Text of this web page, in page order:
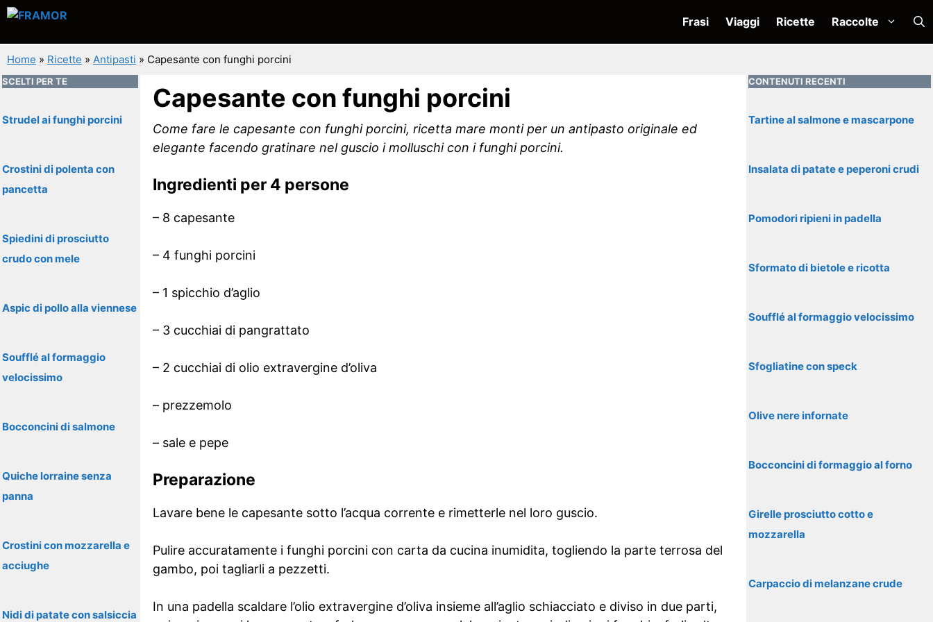
Vai
contenuto
Frasi Viaggi Ricette Raccolte
Home » Ricette » Antipasti » Capesante con funghi porcini
Capesante con funghi porcini
Come fare le capesante con funghi porcini, ricetta mare monti per un antipasto originale ed
elegante facendo gratinare nel guscio i molluschi con i funghi porcini.
Ingredienti per 4 persone
– 8 capesante
– 4 funghi porcini
– 1 spicchio d’aglio
– 3 cucchiai di pangrattato
– 2 cucchiai di olio extravergine d’oliva
– prezzemolo
– sale e pepe
Preparazione
Lavare bene le capesante sotto l’acqua corrente e rimetterle nel loro guscio.
Pulire accuratamente i funghi porcini con carta da cucina inumidita, togliendo la parte terrosa del
gambo, poi tagliarli a pezzetti.
In una padella scaldare l’olio extravergine d’oliva insieme all’aglio schiacciato e diviso in due parti,
SCELTI PER TE
Strudel ai funghi porcini
Crostini di polenta con
pancetta
Spiedini di prosciutto
crudo con mele
Aspic di pollo alla viennese
Soufflé al formaggio
velocissimo
Bocconcini di salmone
Quiche lorraine senza
panna
Crostini con mozzarella e
acciughe
Nidi di patate con salsiccia
CONTENUTI RECENTI
Tartine al salmone e mascarpone
Insalata di patate e peperoni crudi
Pomodori ripieni in padella
Sformato di bietole e ricotta
Soufflé al formaggio velocissimo
Sfogliatine con speck
Olive nere infornate
Bocconcini di formaggio al forno
Girelle prosciutto cotto e
mozzarella
Carpaccio di melanzane crude